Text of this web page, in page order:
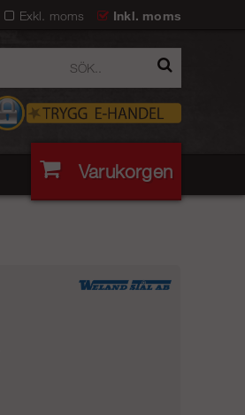
Exkl. moms Inkl. moms
Varukorgen